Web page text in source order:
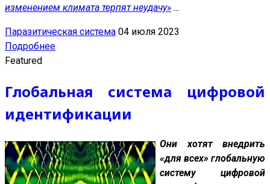
изменением климата терпят неудачу» …
Паразитическая система 04 июля 2023
Подробнее
Featured
Глобальная система цифровой
идентификации
Они хотят внедрить
«для всех» глобальную
систему цифровой